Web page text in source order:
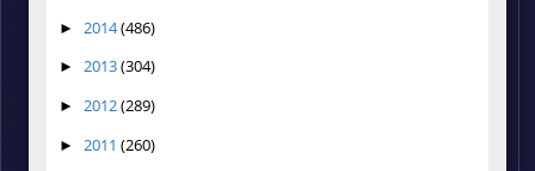
► 2014(486)
► 2013(304)
► 2012(289)
► 2011 (260)